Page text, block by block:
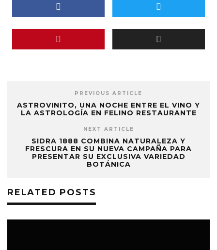
PREVIOUS ARTICLE
ASTROVINITO, UNA NOCHE ENTRE EL VINO Y
LA ASTROLOGÍA EN FELINO RESTAURANTE
NEXT ARTICLE
SIDRA 1888 COMBINA NATURALEZA Y
FRESCURA EN SU NUEVA CAMPAÑA PARA
PRESENTAR SU EXCLUSIVA VARIEDAD
BOTÁNICA
RELATED POSTS